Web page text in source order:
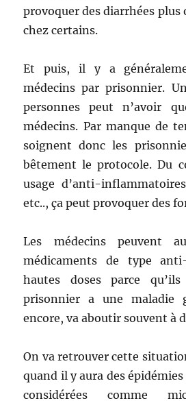
provoquer des diarrhées plus
chez certains.
Et puis, il y a
médecins par prisonnier.
personnes peut n’avoir
médecins. Par manque de
soignent donc les
bêtement le protocole. Du
usage d’anti-
etc.., ça peut provoquer des
Les médecins peuvent
médicaments de type
hautes doses parce
prisonnier a une maladie
encore, va aboutir souvent à
On va retrouver cette
quand il y aura des
considérées comme